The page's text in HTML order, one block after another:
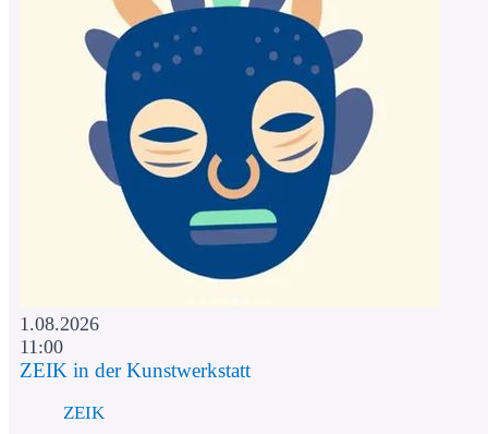
1.08.2026
11:00
ZEIK in der Kunstwerkstatt
ZEIK